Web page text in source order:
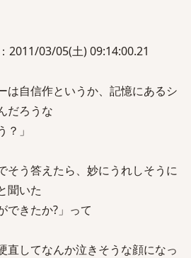
2011/03/05(土) 09:14:00.21
は自信作というか、記憶にあるシ
だろうな
？」
そう答えたら、妙にうれしそうに
聞いた
できたか?」って
直してなんか泣きそうな顔になっ